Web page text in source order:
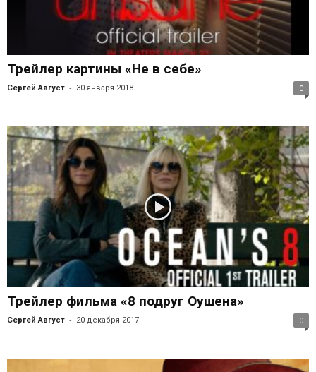
Трейлер картины «Не в себе»
Сергей Август - 30 января 2018 0
Трейлер фильма «8 подруг Оушена»
Сергей Август - 20 декабря 2017 0